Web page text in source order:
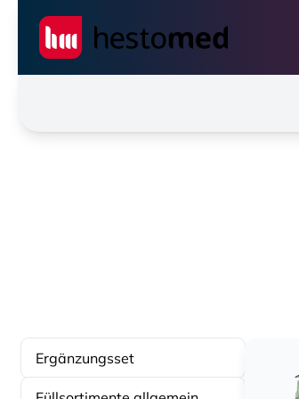
Seiwert GmbH
Ergänzungsset